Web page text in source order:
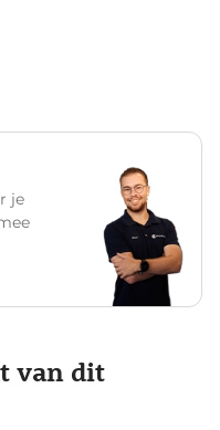
je
van dit